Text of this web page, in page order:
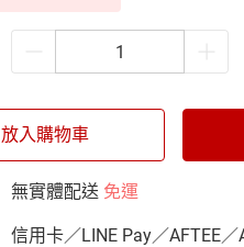
放入購物車
無實體配送 免運
信用卡／LINE Pay／AFTEE／